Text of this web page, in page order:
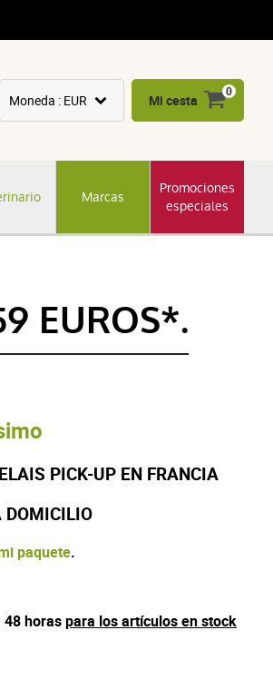
Marcas
Promociones
especiales
Moneda : EUR
CNY
Mi cesta
0
EUROS*.
PICK-UP EN FRANCIA
DOMICILIO
paquete.
horaspara los artículos en stock